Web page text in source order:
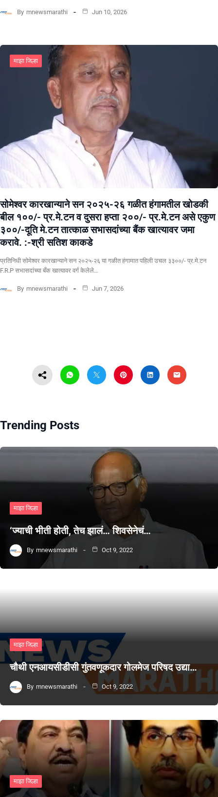
By mnewsmarathi Jun 10, 2026
माझा जिल्हा
सोमेश्वर कारखान्याने सन २०२५-२६ गळीत हंगामतील खोडकी
बील १००/- प्र.मे.टन व दुसरा हप्ता २००/- प्र.मे.टन असे एकुण
३००/-दूति मे.टन तात्काळ सभासदांच्या बैंक खात्यावर जमा
करावे. :-श्री सतिश काकडे
प्रतिनिधी सोमेश्वर कारखान्याने सन २०२५-२६ या गळीत हंगामात पहिली उचल ३३००/- प्र.मे.टन
F.R.P सभासदांच्या बँक खात्यावर वर्ग केलेले…
By mnewsmarathi Jun 7, 2026
Trending Posts
माझा जिल्हा
‘ज्याची भीती होती, तेच झालं… शिवसेनेचं…
By mnewsmarathi Oct 9, 2022
माझा जिल्हा
चौथी एनआयसीडीसी गुंतवणूकदार गोलमेज परिषद उद्या…
By mnewsmarathi Oct 9, 2022
माझा जिल्हा